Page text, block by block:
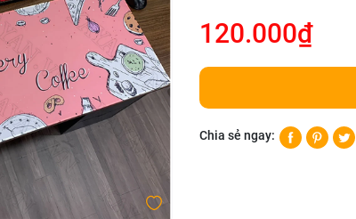
120.000₫
Chia sẻ ngay: